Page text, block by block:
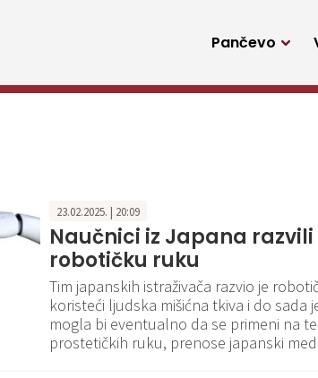
Pančevo
23.02.2025. | 20:09
Naučnici iz Japana
robotičku ruku
Tim japanskih istraživača razvio je
koristeći ljudska mišićna tkiva i do sada
mogla bi eventualno da se primeni na
prostetičkih ruku, prenose japanski